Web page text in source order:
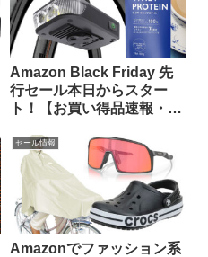
Amazon Black Friday 先
行セール本日からスター
ト！【お買い得品速報・
セール情報
Amazonでファッション系